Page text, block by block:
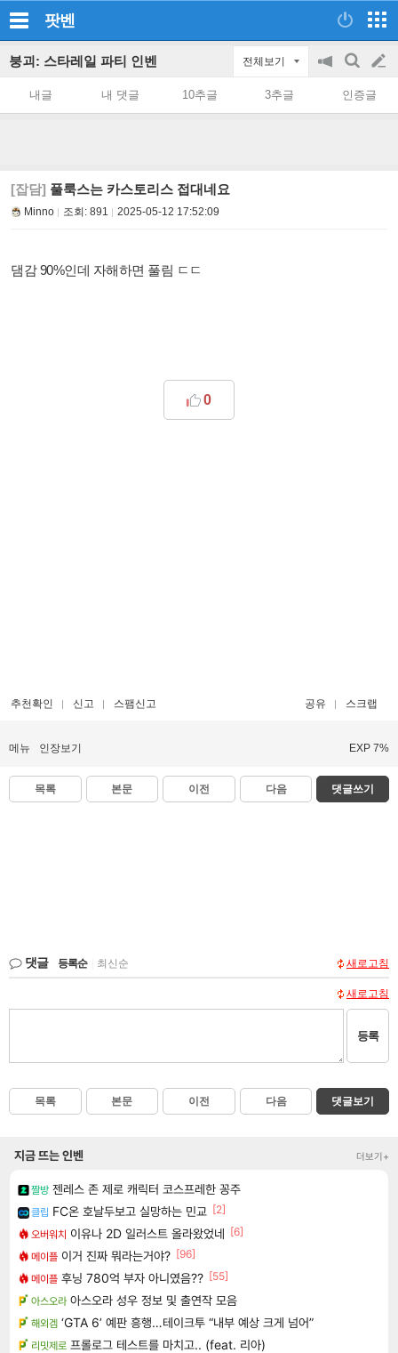
팟벤
붕괴: 스타레일 파티 인벤 전체보기
공
on/off
검
색
글
쓰
내글 내 댓글 10추글 3추글 인증글
[잡담] 풀룩스는 카스토리스 접대네요
Minno 조회: 891 2025-05-12 17:52:09
댐감 90%인데 자해하면 풀림 ㄷㄷ
0
추천확인 신고 스팸신고 공유 스크랩
메뉴 인장보기 EXP 7%
목록 본문 이전 다음 댓글쓰기
댓글 등록순 최신순 새로고침
새로고침
등록
목록 본문 이전 다음 댓글보기
지금 뜨는 인벤 더보기+
짤방 젠레스 존 제로 캐릭터 코스프레한 꽁주
클립 FC온 호날두보고 실망하는 민교 [2]
오버워치 이유나 2D 일러스트 올라왔었네 [6]
메이플 이거 진짜 뭐라는거야? [96]
메이플 후닝 780억 부자 아니였음?? [55]
아스오라 아스오라 성우 정보 및 출연작 모음
해외겜 ‘GTA 6’ 예판 흥행…테이크투 “내부 예상 크게 넘어”
리밋제로 프롤로그 테스트를 마치고.. (feat. 리아)